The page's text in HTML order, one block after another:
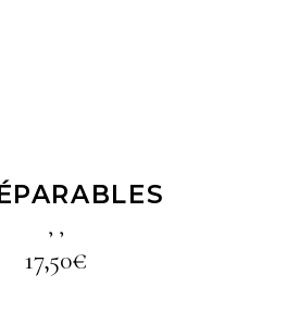
, ,
17,50€